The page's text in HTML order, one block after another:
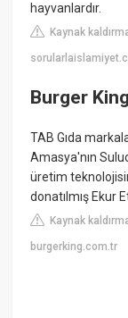
hayvanlardır.
Kaynak
Burger
TAB Gıda
Amasya'nın
üretim
donatılmış Ekur
Kaynak
burgerking.com.tr